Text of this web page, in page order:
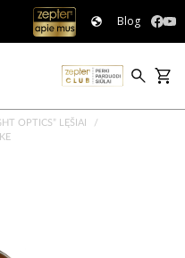
Blog
OPTICS” LĘŠIAI